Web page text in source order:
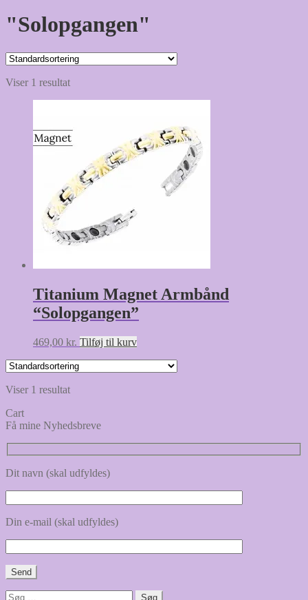
"Solopgangen"
Viser 1 resultat
Titanium Magnet Armbånd
“Solopgangen”
469,00 kr. Tilføj til kurv
Viser 1 resultat
Cart
Få mine Nyhedsbreve
Dit navn (skal udfyldes)
Din e-mail (skal udfyldes)
Søg